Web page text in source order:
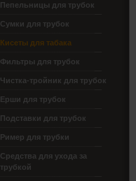
Пепельницы для трубок
Сумки для трубок
Кисеты для табака
Фильтры для трубок
Чистка-тройник для трубок
Ерши для трубок
Подставки для трубок
Ример для трубки
Средства для ухода за
трубкой